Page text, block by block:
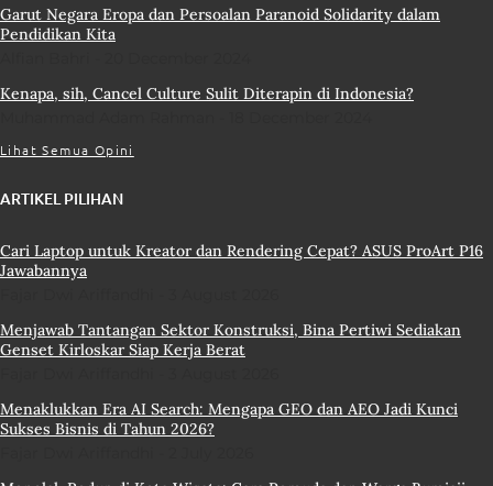
Garut Negara Eropa dan Persoalan Paranoid Solidarity dalam
Pendidikan Kita
Kenapa, sih, Cancel Culture Sulit Diterapin di Indonesia?
Lihat Semua Opini
ARTIKEL PILIHAN
Cari Laptop untuk Kreator dan Rendering Cepat? ASUS ProArt P16
Jawabannya
Menjawab Tantangan Sektor Konstruksi, Bina Pertiwi Sediakan
Genset Kirloskar Siap Kerja Berat
Menaklukkan Era AI Search: Mengapa GEO dan AEO Jadi Kunci
Sukses Bisnis di Tahun 2026?